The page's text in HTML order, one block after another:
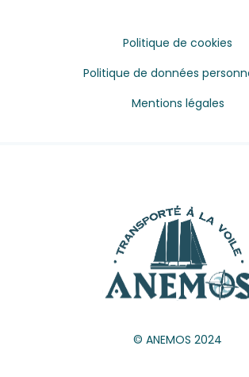
Politique de cookies
Politique de données
Mentions légales
© ANEMOS 2024